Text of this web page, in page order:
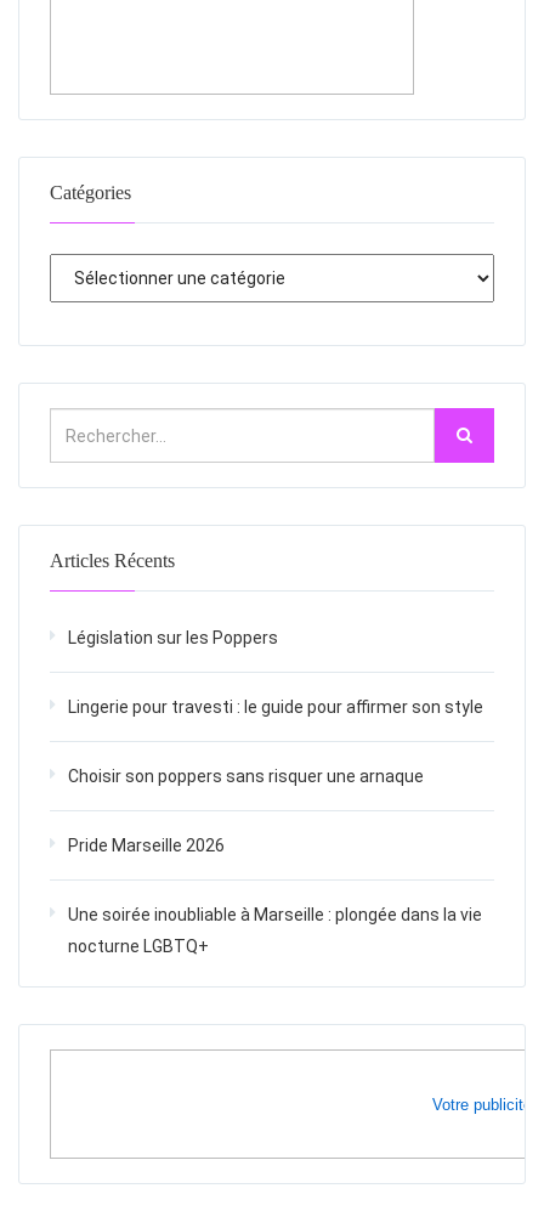
Catégories
Articles Récents
Législation sur les Poppers
Lingerie pour travesti : le guide pour affirmer son style
Choisir son poppers sans risquer une arnaque
Pride Marseille 2026
Une soirée inoubliable à Marseille : plongée dans la vie
nocturne LGBTQ+
Votre publicité